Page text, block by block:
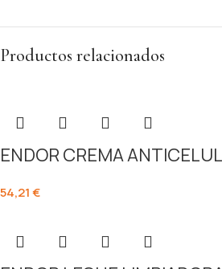
Productos relacionados
ENDOR CREMA
54,21€